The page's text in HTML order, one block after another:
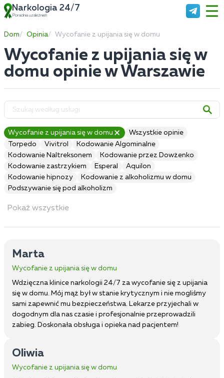
Narkologia 24/7
Poradnia uzależnień
Dom Opinia Wycofanie z upijania się w domu
Wycofanie z upijania się w
domu opinie w Warszawie
Wycofanie z upijania się w domu
Wszystkie opinie
Torpedo
Vivitrol
Kodowanie Algominalne
Kodowanie Naltreksonem
Kodowanie przez Dowżenko
Kodowanie zastrzykiem
Esperal
Aquilon
Kodowanie hipnozy
Kodowanie z alkoholizmu w domu
Podszywanie się pod alkoholizm
Pokaż wszystkie
Marta
Wycofanie z upijania się w domu
Wdzięczna klinice narkologii 24/7 za wycofanie się z upijania
się w domu. Mój mąż był w stanie krytycznym i nie mogliśmy
sami zapewnić mu bezpieczeństwa. Lekarze przyjechali w
dogodnym dla nas czasie i profesjonalnie przeprowadzili
zabieg. Doskonała obsługa i opieka nad pacjentem!
Oliwia
Wycofanie z upijania się w domu